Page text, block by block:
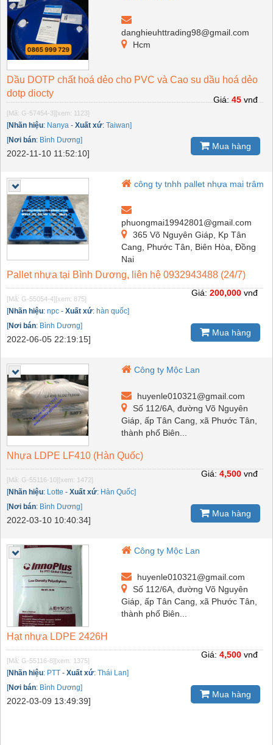
danghieuhttrading98@gmail.com
Hcm
Dầu DOTP chất hoá dẻo cho PVC và Cao su dầu hoá dẻo
dotp diocty
[Mã: G-57454-3] [xem: 1123]
[Nhãn hiệu: Nanya - Xuất xứ: Taiwan]
[Nơi bán: Bình Dương]
2022-11-10 11:52:10]
Giá:45vnđ
Mua hàng
công ty tnhh pallet nhựa mai trâm
phuongmai19942801@gmail.com
365 Võ Nguyên Giáp, Kp Tân
Cang, Phước Tân, Biên Hòa, Đồng
Nai
Pallet nhựa tại Bình Dương, liên hệ 0932943488 (24/7)
[Mã: G-55054-4] [xem: 875]
[Nhãn hiệu: npc - Xuất xứ: hàn quốc]
[Nơi bán: Bình Dương]
2022-06-05 22:19:15]
Giá: 200,000 vnđ
Mua hàng
Công ty Mộc Lan
huyenle010321@gmail.com
Số 112/6A, đường Võ Nguyên
Giáp, ấp Tân Cang, xã Phước Tân,
thành phố Biên...
Nhựa LDPE LF410 (Hàn Quốc)
[Mã: G-55116-10] [xem: 1472]
[Nhãn hiệu: Lotte - Xuất xứ: Hàn Quốc]
[Nơi bán: Bình Dương]
2022-03-10 10:40:34]
Giá: 4,500 vnđ
Mua hàng
Công ty Mộc Lan
huyenle010321@gmail.com
Số 112/6A, đường Võ Nguyên
Giáp, ấp Tân Cang, xã Phước Tân,
thành phố Biên...
Hạt nhựa LDPE 2426H
[Mã: G-55116-8] [xem: 1375]
[Nhãn hiệu: PTT - Xuất xứ: Thái Lan]
[Nơi bán: Bình Dương]
2022-03-09 13:49:39]
Giá: 4,500 vnđ
Mua hàng